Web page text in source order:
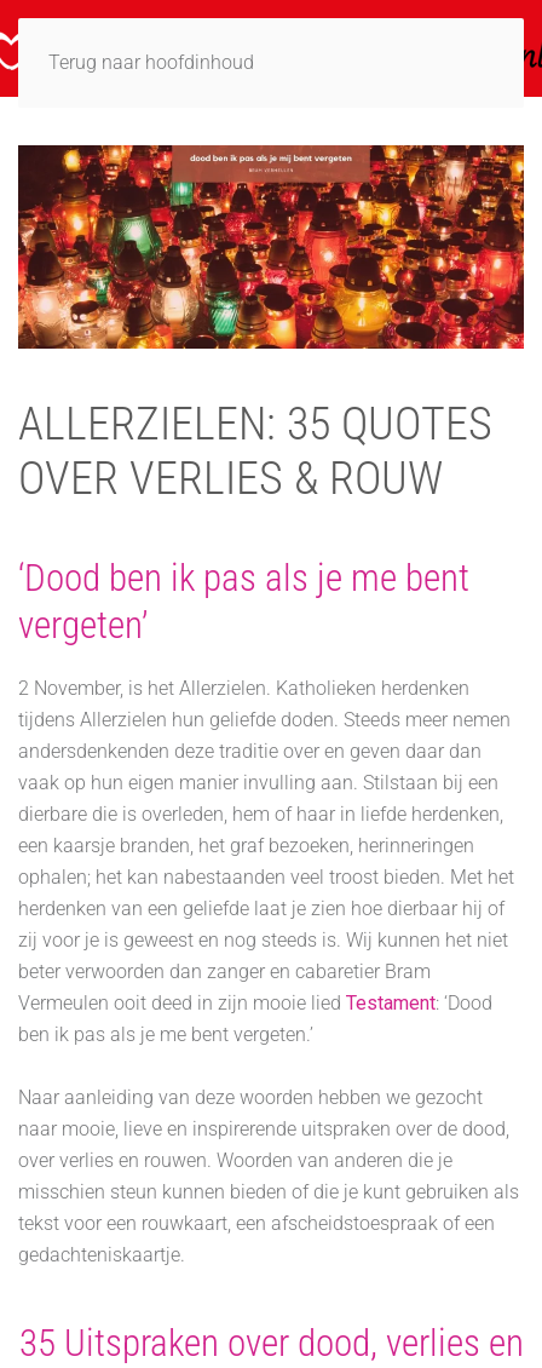
Terug naar hoofdinhoud
ALLERZIELEN: 35 QUOTES
OVER VERLIES & ROUW
‘Dood ben ik pas als je me bent
vergeten’
2 November, is het Allerzielen. Katholieken herdenken
tijdens Allerzielen hun geliefde doden. Steeds meer nemen
andersdenkenden deze traditie over en geven daar dan
vaak op hun eigen manier invulling aan. Stilstaan bij een
dierbare die is overleden, hem of haar in liefde herdenken,
een kaarsje branden, het graf bezoeken, herinneringen
ophalen; het kan nabestaanden veel troost bieden. Met het
herdenken van een geliefde laat je zien hoe dierbaar hij of
zij voor je is geweest en nog steeds is. Wij kunnen het niet
beter verwoorden dan zanger en cabaretier Bram
Vermeulen ooit deed in zijn mooie lied Testament: ‘Dood
ben ik pas als je me bent vergeten.’
Naar aanleiding van deze woorden hebben we gezocht
naar mooie, lieve en inspirerende uitspraken over de dood,
over verlies en rouwen. Woorden van anderen die je
misschien steun kunnen bieden of die je kunt gebruiken als
tekst voor een rouwkaart, een afscheidstoespraak of een
gedachteniskaartje.
35 Uitspraken over dood, verlies en